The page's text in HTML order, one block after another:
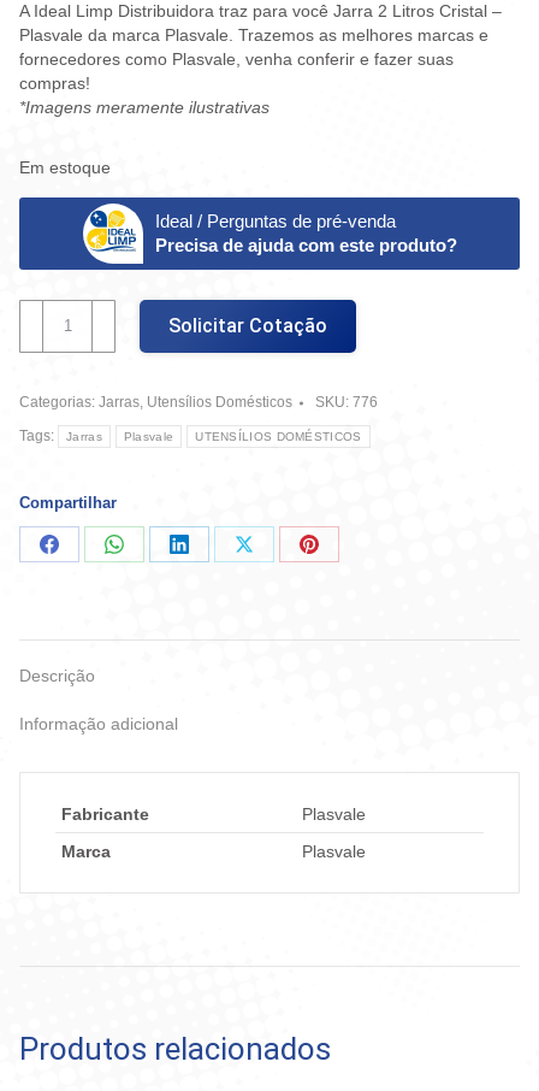
A Ideal Limp Distribuidora traz para você Jarra 2 Litros Cristal –
Plasvale da marca Plasvale. Trazemos as melhores marcas e
fornecedores como Plasvale, venha conferir e fazer suas
compras!
*Imagens meramente ilustrativas
Em estoque
Ideal / Perguntas de pré-venda
Precisa de ajuda com este produto?
Litros
-
Plasvale
Solicitar Cotação
Categorias: Jarras, Utensílios Domésticos SKU: 776
Tags:
Jarras Plasvale UTENSÍLIOS DOMÉSTICOS
Compartilhar
CompartilharCompartilharCompartilharCompartilharCompartilhar
Descrição
Informação adicional
Fabricante
Plasvale
Marca
Plasvale
Produtos relacionados